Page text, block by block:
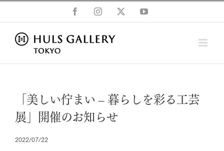
to
content
FacebookInstagram YouTube
「美しい佇まい – 暮らしを彩る工芸
展」開催のお知らせ
2022/07/22